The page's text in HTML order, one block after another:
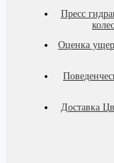
Пресс
Оценка
Доставка